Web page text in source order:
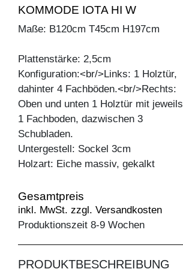
KOMMODE IOTA HI W
Maße: B120cm T45cm H197cm
Plattenstärke: 2,5cm
Konfiguration:<br/>Links: 1 Holztür,
dahinter 4 Fachböden.<br/>Rechts:
Oben und unten 1 Holztür mit jeweils
1 Fachboden, dazwischen 3
Schubladen.
Untergestell: Sockel 3cm
Holzart: Eiche massiv, gekalkt
Gesamtpreis
inkl. MwSt. zzgl. Versandkosten
Produktionszeit 8-9 Wochen
PRODUKTBESCHREIBUNG